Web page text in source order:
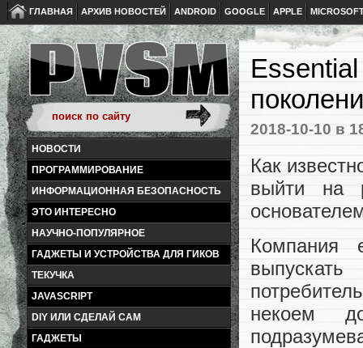
ГЛАВНАЯ АРХИВ НОВОСТЕЙ ANDROID GOOGLE APPLE
НОВОСТИ
ПРОГРАММИРОВАНИЕ
ИНФОРМАЦИОННАЯ БЕЗОПАСНОСТЬ
ЭТО ИНТЕРЕСНО
НАУЧНО-ПОПУЛЯРНОЕ
ГАДЖЕТЫ И УСТРОЙСТВА ДЛЯ ГИКОВ
ТЕКУЧКА
JAVASCRIPT
DIY ИЛИ СДЕЛАЙ САМ
ГАДЖЕТЫ
2018-10-10 в
Как
выйти на
Компания
некоем